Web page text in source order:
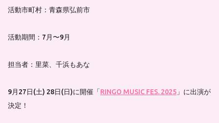
活動市町村：青森県弘前市
活動期間：7月〜9月
担当者：里菜、千浜もあな
9月27日(土) 28日(日)に開催「RINGO MUSIC FES. 2025 」に出演が
決定！